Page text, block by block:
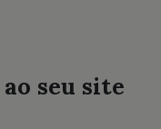
seu site